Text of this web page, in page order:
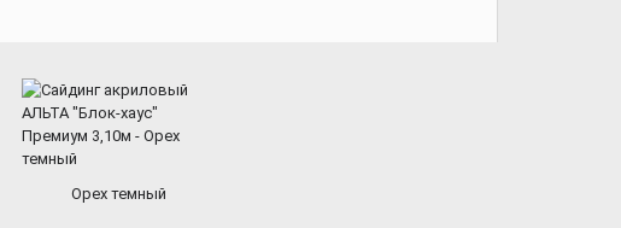
Орех темный